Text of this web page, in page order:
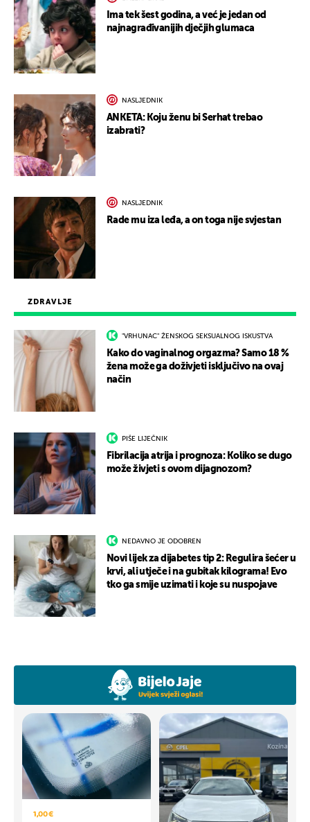
ZDRAVLJE
"VRHUNAC" ŽENSKOG SEKSUALNOG ISKUSTVA
Kako do vaginalnog orgazma? Samo 18 %
žena može ga doživjeti isključivo na ovaj
način
PIŠE LIJEČNIK
Fibrilacija atrija i prognoza: Koliko se dugo
može živjeti s ovom dijagnozom?
NEDAVNO JE ODOBREN
Novi lijek za dijabetes tip 2: Regulira šećer u
krvi, ali utječe i na gubitak kilograma! Evo
tko ga smije uzimati i koje su nuspojave
Ima tek šest godina, a već je jedan od
najnagrađivanijih dječjih glumaca
NASLJEDNIK
ANKETA: Koju ženu bi Serhat trebao
izabrati?
NASLJEDNIK
Rade mu iza leđa, a on toga nije svjestan
1,00 €